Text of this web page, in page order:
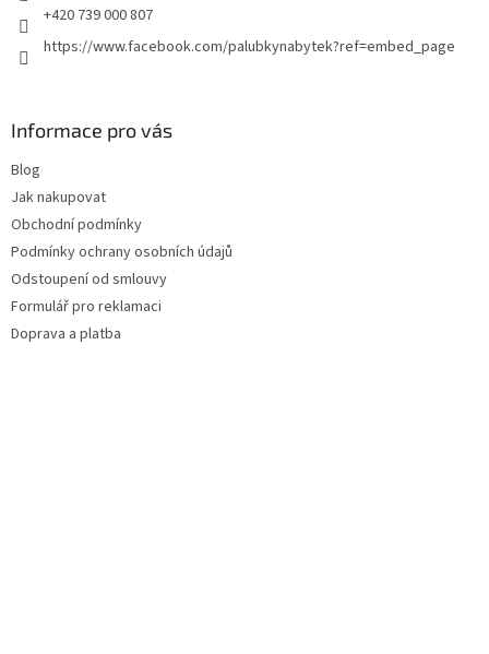
+420 739 000 807
https://www.facebook.com/palubkynabytek?ref=embed_page
Informace pro vás
Blog
Jak nakupovat
Obchodní podmínky
Podmínky ochrany osobních údajů
Odstoupení od smlouvy
Formulář pro reklamaci
Doprava a platba